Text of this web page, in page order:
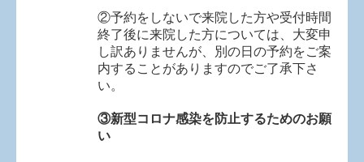
②予約をしないで来院した方や受付時間
終了後に来院した方については、大変申
し訳ありませんが、別の日の予約をご案
内することがありますのでご了承下さ
い。
③新型コロナ感染を防止するためのお願
い